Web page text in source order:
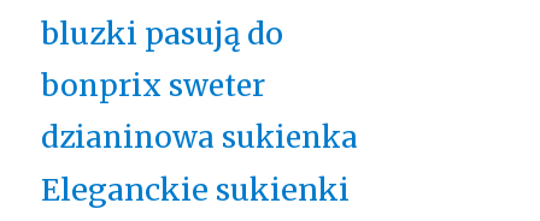
bluzki pasują do
bonprix sweter
dzianinowa sukienka
Eleganckie sukienki